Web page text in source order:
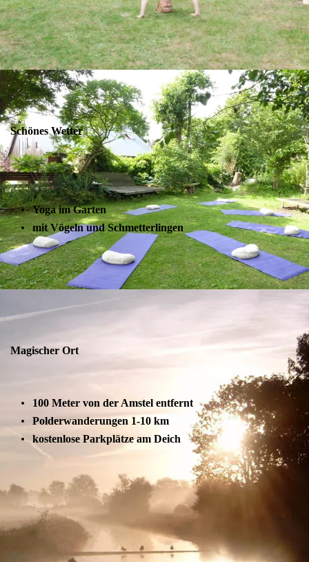
Schönes Wetter
Yoga im Garten
mit Vögeln und Schmetterlingen
Magischer Ort
100 Meter von der Amstel entfernt
Polderwanderungen 1-10 km
kostenlose Parkplätze am Deich